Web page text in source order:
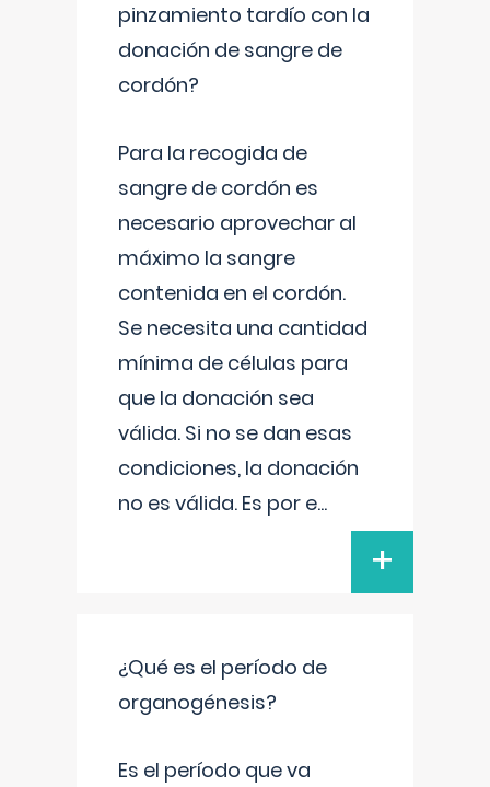
pinzamiento tardío con la
donación de sangre de
cordón?
Para la recogida de
sangre de cordón es
necesario aprovechar al
máximo la sangre
contenida en el cordón.
Se necesita una cantidad
mínima de células para
que la donación sea
válida. Si no se dan esas
condiciones, la donación
no es válida. Es por e...
+
¿Qué es el período de
organogénesis?
Es el período que va